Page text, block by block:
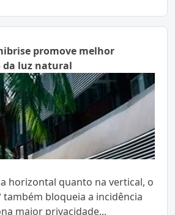
promove melhor
luz natural
horizontal quanto na vertical, o
também bloqueia a incidência
maior privacidade...